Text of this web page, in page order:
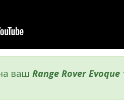
ваш Range Rover Evoque